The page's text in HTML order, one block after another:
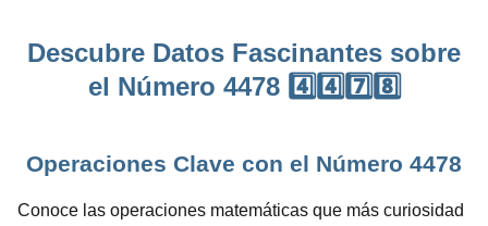
Descubre Datos Fascinantes sobre
el Número 4478 4️⃣4️⃣7️⃣8️⃣
Operaciones Clave con el Número 4478
Conoce las operaciones matemáticas que más curiosidad